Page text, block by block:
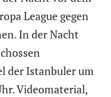
League gegen
In der Nacht
der Istanbuler um
Videomaterial,